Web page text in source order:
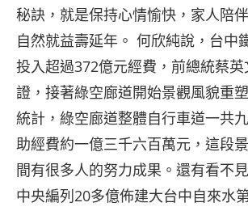
秘訣，就是保持心情愉快，家人陪
自然就益壽延年。 何欣純說，台中
投入超過372億元經費，前總統蔡
證，接著綠空廊道開始景觀風貌重
統計，綠空廊道整體自行車道一共
助經費約一億三千六百萬元，這段
間有很多人的努力成果。還有看不
中央編列20多億佈建大台中自來水